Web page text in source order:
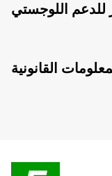
للدعم اللوجستي
القانونية